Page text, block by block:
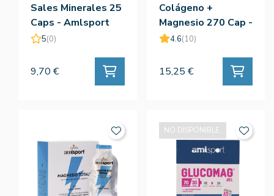
Sales Minerales 25
Caps - Amlsport
5(0)
9,70 €
Colágeno +
Magnesio 270 Cap -
Amlsport
4.6(10)
15,25 €
NO DISPONIBLE.